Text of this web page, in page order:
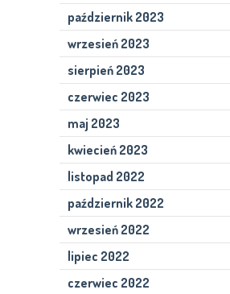
październik 2023
wrzesień 2023
sierpień 2023
czerwiec 2023
maj 2023
kwiecień 2023
listopad 2022
październik 2022
wrzesień 2022
lipiec 2022
czerwiec 2022